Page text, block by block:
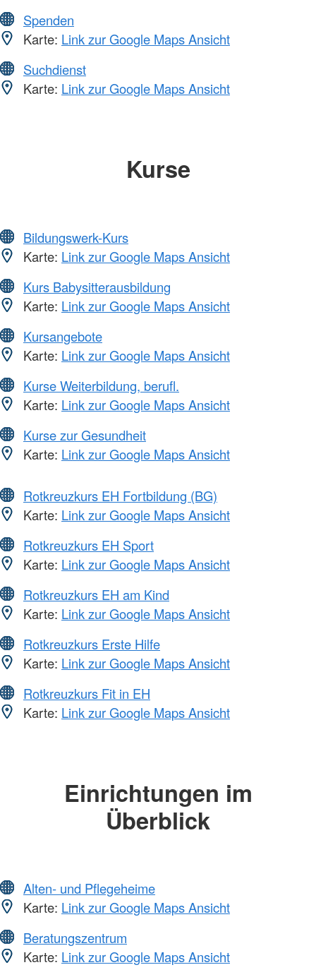
Spenden
Karte: Link zur Google Maps Ansicht
Suchdienst
Karte: Link zur Google Maps Ansicht
Kurse
Bildungswerk-Kurs
Karte: Link zur Google Maps Ansicht
Kurs Babysitterausbildung
Karte: Link zur Google Maps Ansicht
Kursangebote
Karte: Link zur Google Maps Ansicht
Kurse Weiterbildung, berufl.
Karte: Link zur Google Maps Ansicht
Kurse zur Gesundheit
Karte: Link zur Google Maps Ansicht
Rotkreuzkurs EH Fortbildung (BG)
Karte: Link zur Google Maps Ansicht
Rotkreuzkurs EH Sport
Karte: Link zur Google Maps Ansicht
Rotkreuzkurs EH am Kind
Karte: Link zur Google Maps Ansicht
Rotkreuzkurs Erste Hilfe
Karte: Link zur Google Maps Ansicht
Rotkreuzkurs Fit in EH
Karte: Link zur Google Maps Ansicht
Einrichtungen im
Überblick
Alten- und Pflegeheime
Karte: Link zur Google Maps Ansicht
Beratungszentrum
Karte: Link zur Google Maps Ansicht